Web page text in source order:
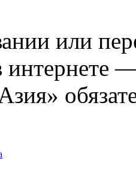
или
интернете